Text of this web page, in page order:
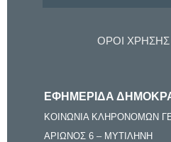
ΟΡΟΙ ΧΡΗΣΗΣ
ΕΦΗΜΕΡΙΔΑ
ΚΟΙΝΩΝΙΑ ΚΛΗΡΟΝΟΜΩΝ
ΑΡΙΩΝΟΣ 6 – ΜΥΤΙΛΗΝΗ